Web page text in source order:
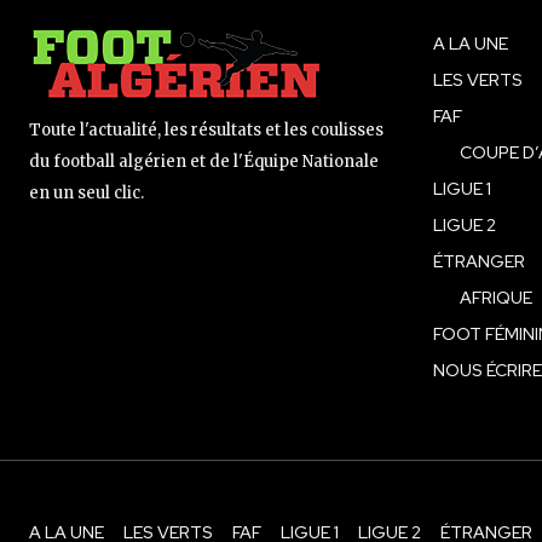
Toute l'actualité, les résultats et les coulisses
du football algérien et de l'Équipe Nationale
en un seul clic.
A LA UNE
LES VERTS
FAF
COUPE
LIGUE 1
LIGUE 2
ÉTRANGER
AFRIQUE
FOOT
NOUS ÉCRIRE
A LA UNE LES VERTS FAF LIGUE 1 LIGUE 2 ÉTRANGER